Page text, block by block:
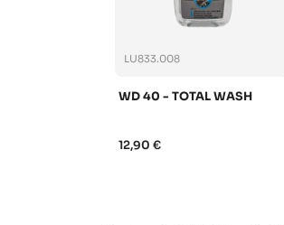
LU833.008
WD 40 - TOTAL WASH
12,90 €